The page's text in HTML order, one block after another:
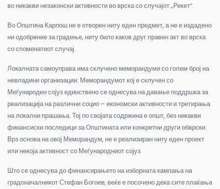
во никакви незаконски активности во врска со случајот „Рекет“.
Во Општина Карпош не е отворен ниту еден предмет, а не е издадено
ни одобрение за градење, ниту било каков друг правен акт во врска
со споменатиот случај.
Локалната самоуправа има склучено меморандуми со голем број на
невладини организации. Меморандумот кој е склучен со
Меѓународен сојуз единствено се однесува на давање поддршка за
реализација на различни социо – економски активности и третирања
на локални прашања. Тој по својата содржина е општ, без никакви
финансиски последици за Општината или конкретни други обврски.
Врз основа на овој Меморандум, не е реализиран ниту еден проект
или некоја активност со Меѓународниот сојуз.
Што се однесува до финансирањето на изборната кампања на
градоначалникот Стефан Богоев, веќе е посочено дека сите плаќања